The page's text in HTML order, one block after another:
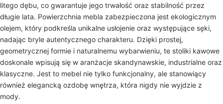
litego dębu, co gwarantuje jego trwałość oraz stabilność przez
długie lata. Powierzchnia mebla zabezpieczona jest ekologicznym
olejem, który podkreśla unikalne usłojenie oraz występujące sęki,
nadając bryle autentycznego charakteru. Dzięki prostej,
geometrycznej formie i naturalnemu wybarwieniu, te stoliki kawowe
doskonale wpisują się w aranżacje skandynawskie, industrialne oraz
klasyczne. Jest to mebel nie tylko funkcjonalny, ale stanowiący
również elegancką ozdobę wnętrza, która nigdy nie wyjdzie z
mody.